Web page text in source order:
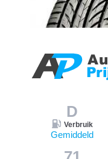
D
Verbruik
Gemiddeld